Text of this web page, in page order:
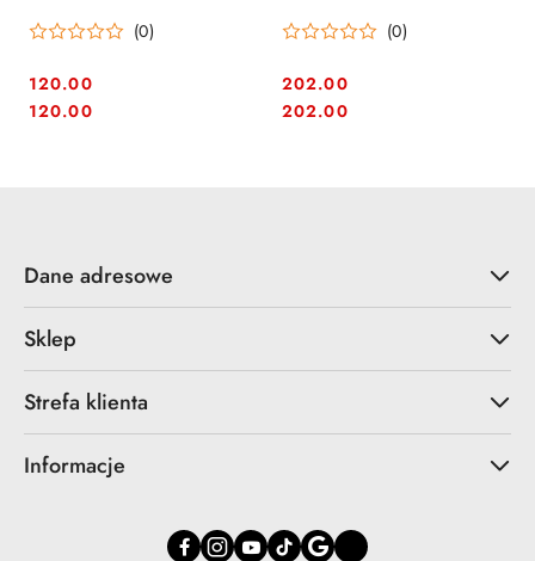
(0)
Cena:
120.00
Cena:
120.00
(0)
Cena:
202.00
Cena:
202.00
Dane adresowe
Sklep
Strefa klienta
Informacje